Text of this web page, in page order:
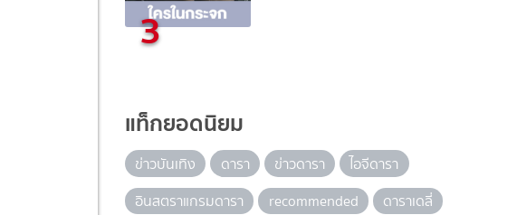
3
แท็กยอดนิยม
ข่าวบันเทิง ดารา ข่าวดารา
ไอจีดารา
อินสตราแกรมดารา
recommended
ดาราเดลี่